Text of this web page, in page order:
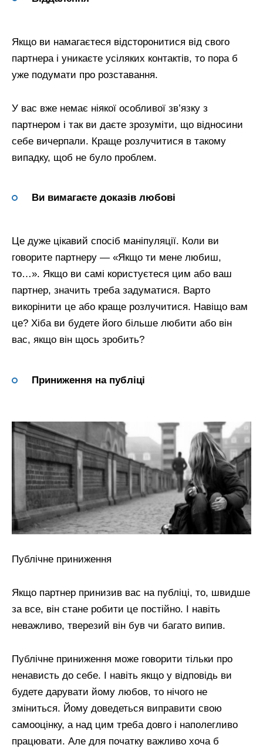
Якщо ви намагаєтеся відсторонитися від свого
партнера і уникаєте усіляких контактів, то пора б
уже подумати про розставання.
У вас вже немає ніякої особливої зв’язку з
партнером і так ви даєте зрозуміти, що відносини
себе вичерпали. Краще розлучитися в такому
випадку, щоб не було проблем.
Ви вимагаєте доказів любові
Це дуже цікавий спосіб маніпуляції. Коли ви
говорите партнеру — «Якщо ти мене любиш,
то…». Якщо ви самі користуєтеся цим або ваш
партнер, значить треба задуматися. Варто
викорінити це або краще розлучитися. Навіщо вам
це? Хіба ви будете його більше любити або він
вас, якщо він щось зробить?
Приниження на публіці
Публічне приниження
Якщо партнер принизив вас на публіці, то, швидше
за все, він стане робити це постійно. І навіть
неважливо, тверезий він був чи багато випив.
Публічне приниження може говорити тільки про
ненависть до себе. І навіть якщо у відповідь ви
будете дарувати йому любов, то нічого не
зміниться. Йому доведеться виправити свою
самооцінку, а над цим треба довго і наполегливо
працювати. Але для початку важливо хоча б